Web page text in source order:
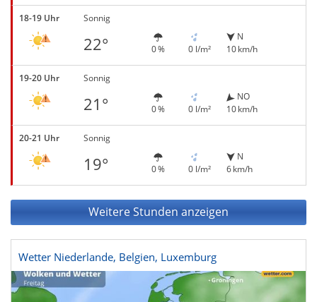
18-19 Uhr Sonnig
22° 0 % 0 l/m²
N
10 km/h
19-20 Uhr Sonnig
21° 0 % 0 l/m²
NO
10 km/h
20-21 Uhr Sonnig
19° 0 % 0 l/m²
N
6 km/h
Weitere Stunden anzeigen
Wetter Niederlande, Belgien, Luxemburg